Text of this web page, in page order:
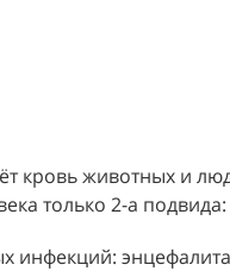
кровь животных и
только 2-а подвида:
инфекций: